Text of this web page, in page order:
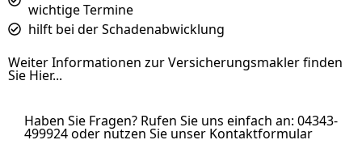
wichtige Termine
hilft bei der Schadenabwicklung
Weiter Informationen zur Versicherungsmakler finden
Sie Hier...
Haben Sie Fragen? Rufen Sie uns einfach an: 04343-
499924 oder nutzen Sie unser Kontaktformular